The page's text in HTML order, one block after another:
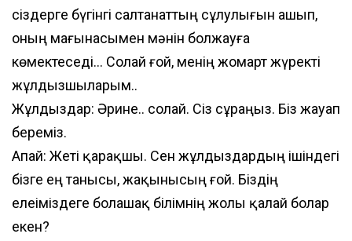
сіздерге бүгінгі салтанаттың сұлулығын ашып,
оның мағынасымен мәнін болжауға
көмектеседі... Солай ғой, менің жомарт жүректі
жұлдызшыларым..
Жұлдыздар: Әрине.. солай. Сіз сұраңыз. Біз жауап
береміз.
Апай: Жеті қарақшы. Сен жұлдыздардың ішіндегі
бізге ең танысы, жақынысың ғой. Біздің
елеіміздеге болашақ білімнің жолы қалай болар
екен?